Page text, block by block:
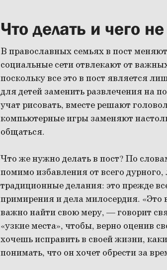
Что делать и чего
В православных семьях в пост
социальные сети отвлекают от
поскольку все это в пост является
для детей заменить развлечения на
учат рисовать, вместе решают
компьютерные игры заменяют
общаться.
Что же нужно делать в пост? По
помимо избавления от всего
традиционные делания: это прежде
примирения и дела милосердия. «Это
важно найти свою меру, — говорит
«узкие места», чтобы, верно оценив
хочешь исправить в своей жизни,
понимать, что он хочет обрести за